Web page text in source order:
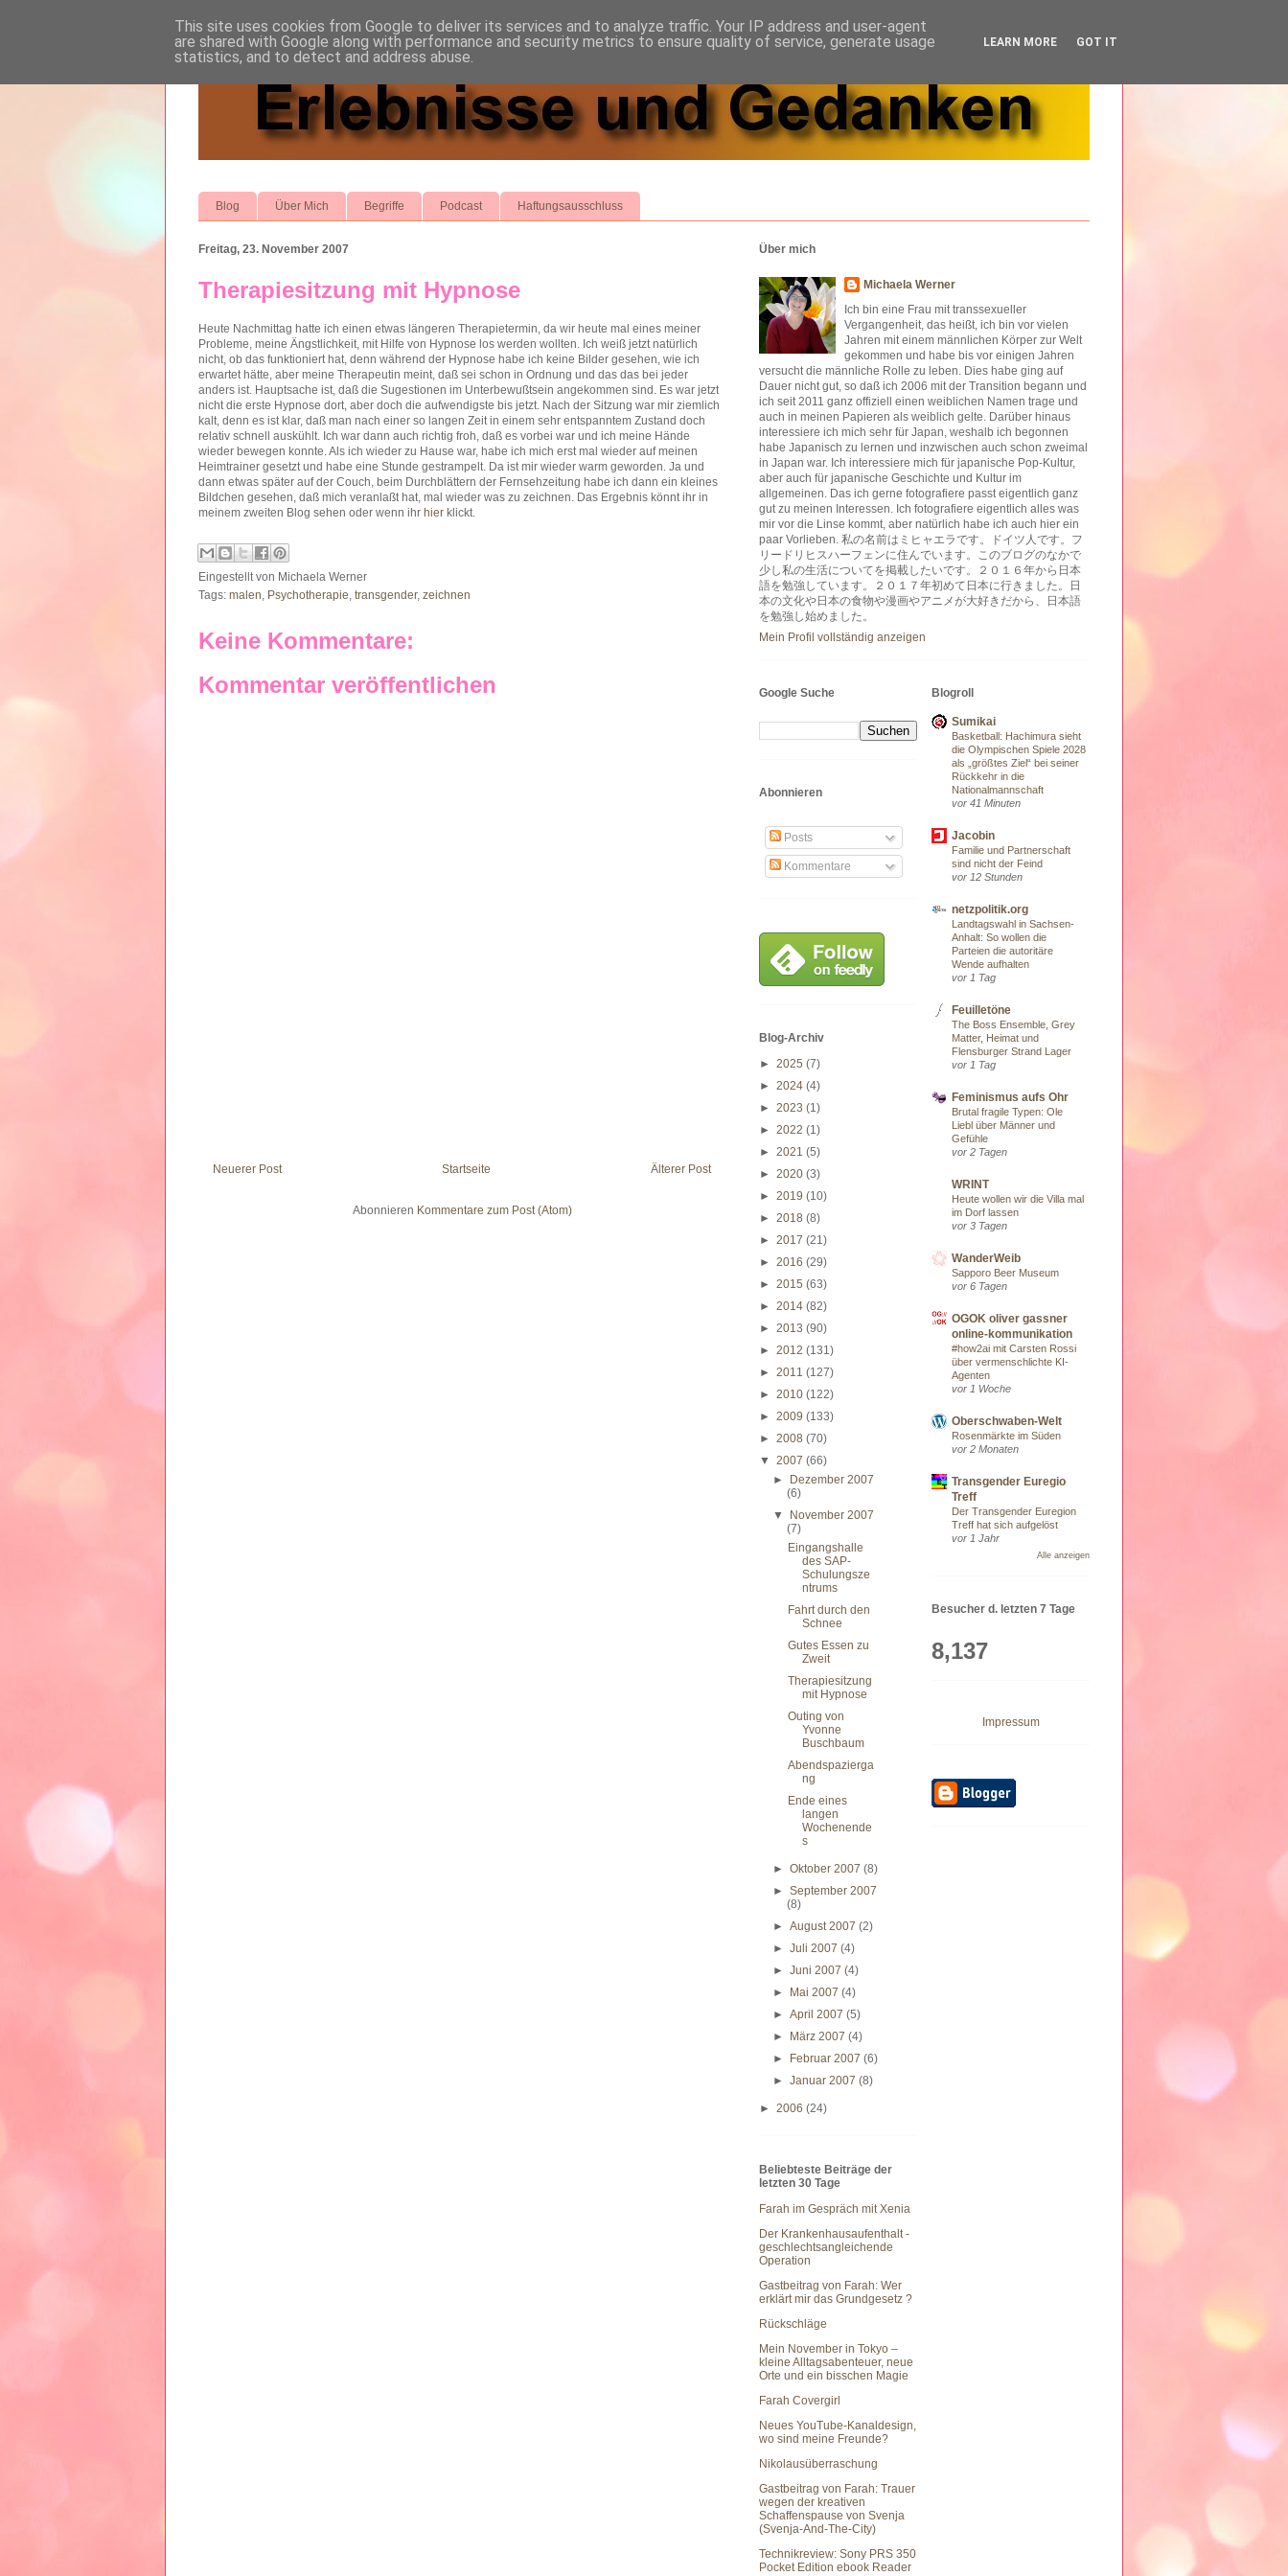
Blog Über Mich Begriffe Podcast Haftungsausschluss
Freitag, 23. November 2007
Therapiesitzung mit Hypnose
Heute Nachmittag hatte ich einen etwas längeren Therapietermin, da wir heute mal eines meiner
Probleme, meine Ängstlichkeit, mit Hilfe von Hypnose los werden wollten. Ich weiß jetzt natürlich
nicht, ob das funktioniert hat, denn während der Hypnose habe ich keine Bilder gesehen, wie ich
erwartet hätte, aber meine Therapeutin meint, daß sei schon in Ordnung und das das bei jeder
anders ist. Hauptsache ist, daß die Sugestionen im Unterbewußtsein angekommen sind. Es war jetzt
nicht die erste Hypnose dort, aber doch die aufwendigste bis jetzt. Nach der Sitzung war mir ziemlich
kalt, denn es ist klar, daß man nach einer so langen Zeit in einem sehr entspanntem Zustand doch
relativ schnell auskühlt. Ich war dann auch richtig froh, daß es vorbei war und ich meine Hände
wieder bewegen konnte. Als ich wieder zu Hause war, habe ich mich erst mal wieder auf meinen
Heimtrainer gesetzt und habe eine Stunde gestrampelt. Da ist mir wieder warm geworden. Ja und
dann etwas später auf der Couch, beim Durchblättern der Fernsehzeitung habe ich dann ein kleines
Bildchen gesehen, daß mich veranlaßt hat, mal wieder was zu zeichnen. Das Ergebnis könnt ihr in
meinem zweiten Blog sehen oder wenn ihr hier klickt.
Eingestellt von Michaela Werner
Tags: malen Psychotherapie transgender, zeichnen
Keine Kommentare:
Kommentar veröffentlichen
Neuerer Post Älterer Post
Startseite
Abonnieren Kommentare zum Post (Atom)
Über mich
Michaela Werner
Ich bin eine Frau mit transsexueller
Vergangenheit, das heißt, ich bin vor vielen
Jahren mit einem männlichen Körper zur Welt
gekommen und habe bis vor einigen Jahren
versucht die männliche Rolle zu leben. Dies habe ging auf
Dauer nicht gut, so daß ich 2006 mit der Transition begann und
ich seit 2011 ganz offiziell einen weiblichen Namen trage und
auch in meinen Papieren als weiblich gelte. Darüber hinaus
interessiere ich mich sehr für Japan, weshalb ich begonnen
habe Japanisch zu lernen und inzwischen auch schon zweimal
in Japan war. Ich interessiere mich für japanische Pop-Kultur,
aber auch für japanische Geschichte und Kultur im
allgemeinen. Das ich gerne fotografiere passt eigentlich ganz
gut zu meinen Interessen. Ich fotografiere eigentlich alles was
mir vor die Linse kommt, aber natürlich habe ich auch hier ein
paar Vorlieben. 私の名前はミヒャエラです。ドイツ人です。フ
リードリヒスハーフェンに住んでいます。このブログのなかで
少し私の生活についてを掲載したいです。２０１６年から日本
語を勉強しています。２０１７年初めて日本に行きました。日
本の文化や日本の食物や漫画やアニメが大好きだから、日本語
を勉強し始めました。
Mein Profil vollständig anzeigen
Google Suche
Abonnieren
Posts
Kommentare
Blog-Archiv
► 2025 (7)
► 2024 (4)
► 2023 (1)
► 2022 (1)
► 2021 (5)
► 2020 (3)
► 2019 (10)
► 2018 (8)
► 2017 (21)
► 2016 (29)
► 2015 (63)
► 2014 (82)
► 2013 (90)
► 2012 (131)
► 2011 (127)
► 2010 (122)
► 2009 (133)
► 2008 (70)
▼ 2007 (66)
►
Dezember 2007
(6)
▼
November 2007
(7)
Eingangshalle
des SAP-
Schulungsze
ntrums
Fahrt durch den
Schnee
Gutes Essen zu
Zweit
Therapiesitzung
mit Hypnose
Outing von
Yvonne
Buschbaum
Abendspazierga
ng
Ende eines
langen
Wochenende
s
►Oktober 2007(8)
►September 2007
(8)
►August 2007(2)
►Juli 2007(4)
►Juni 2007(4)
►
Mai 2007(4)
►April 2007(5)
►
März 2007(4)
►
Februar 2007(6)
►Januar 2007(8)
► 2006 (24)
Beliebteste Beiträge der
letzten 30 Tage
Farah im Gespräch mit Xenia
Der Krankenhausaufenthalt -
geschlechtsangleichende
Operation
Gastbeitrag von Farah: Wer
erklärt mir das Grundgesetz ?
Rückschläge
Mein November in Tokyo –
kleine Alltagsabenteuer, neue
Orte und ein bisschen Magie
Farah Covergirl
Neues YouTube-Kanaldesign,
wo sind meine Freunde?
Nikolausüberraschung
Gastbeitrag von Farah: Trauer
wegen der kreativen
Schaffenspause von Svenja
(Svenja-And-The-City)
Technikreview: Sony PRS 350
Pocket Edition ebook Reader
Blogroll
Sumikai
Basketball: Hachimura sieht
die Olympischen Spiele 2028
als „größtes Ziel“ bei seiner
Rückkehr in die
Nationalmannschaft
vor 41 Minuten
Jacobin
Familie und Partnerschaft
sind nicht der Feind
vor 12 Stunden
netzpolitik.org
Landtagswahl in Sachsen-
Anhalt: So wollen die
Parteien die autoritäre
Wende aufhalten
vor 1 Tag
Feuilletöne
The Boss Ensemble, Grey
Matter, Heimat und
Flensburger Strand Lager
vor 1 Tag
Feminismus aufs Ohr
Brutal fragile Typen: Ole
Liebl über Männer und
Gefühle
vor 2 Tagen
WRINT
Heute wollen wir die Villa mal
im Dorf lassen
vor 3 Tagen
WanderWeib
Sapporo Beer Museum
vor 6 Tagen
OGOK oliver gassner
online-kommunikation
#how2ai mit Carsten Rossi
über vermenschlichte KI-
Agenten
vor 1 Woche
Oberschwaben-Welt
Rosenmärkte im Süden
vor 2 Monaten
Transgender Euregio
Treff
Der Transgender Euregion
Treff hat sich aufgelöst
vor 1 Jahr
Alle anzeigen
Besucher d. letzten 7 Tage
8,137
Impressum
This site uses cookies from Google to deliver its services and to analyze traffic. Your IP address and user-agent
are shared with Google along with performance and security metrics to ensure quality of service, generate usage
statistics, and to detect and address abuse.
LEARN MORE GOT IT